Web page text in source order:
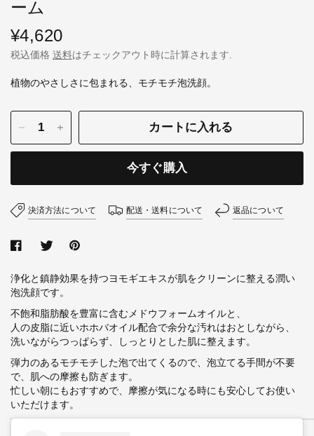
ーム
¥4,620
税込価格 送料はチェックアウト時に計算されます.
植物のやさしさに包まれる、モチモチ泡洗顔。
カートに入れる
今すぐ購入
決済方法について 配送・送料について 返品について
浄化と鎮静効果を持つヨモギエキスが肌をクリーンに整える潤い
泡洗顔です。
不飽和脂肪酸を豊富に含むメドウフォームオイルと、
人の皮脂に近いホホバオイル配合で余分な汚れはおとしながら、
洗いながらつっぱらず、しっとりとした肌に整えます。
弾力のあるモチモチした泡で出てくるので、泡立てる手間が不要
で、肌への摩擦も防ぎます。
忙しい朝にもおすすめで、摩擦が気になる時にも安心してお使い
いただけます。